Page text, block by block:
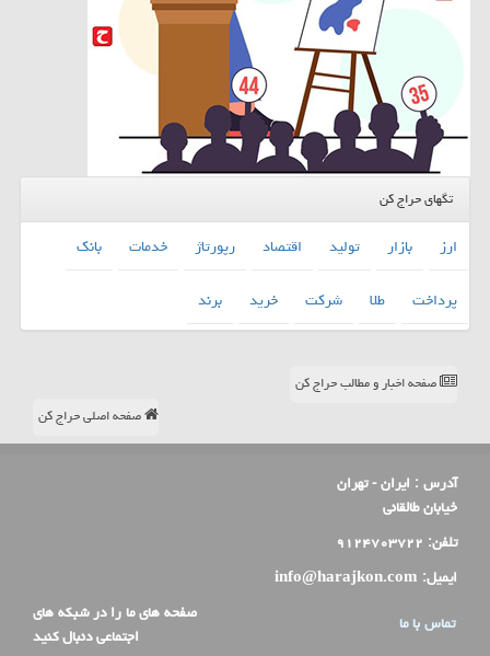
تگهای حراج کن
ارز بازار تولید اقتصاد رپورتاژ خدمات
بانك
پرداخت
طلا شركت خرید برند
صفحه اخبار و مطالب حراج کن
صفحه اصلی حراج کن
آدرس : ایران - تهران
خیابان طالقانی
تلفن: ۹۱۲۴۷۰۳۷۲۲
ایمیل: info@harajkon.com
تماس با ما
صفحه های ما را در شبکه های
اجتماعی دنبال کنید